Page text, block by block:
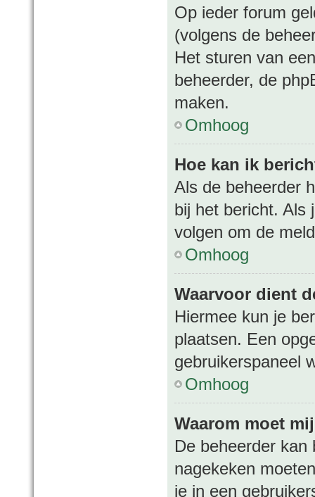
Op ieder forum
(volgens de
Het sturen van
beheerder, de
maken.
Omhoog
Hoe kan ik
Als de beheerder
bij het bericht. Als
volgen om de
Omhoog
Waarvoor dient
Hiermee kun je
plaatsen. Een
gebruikerspaneel
Omhoog
Waarom moet
De beheerder
nagekeken
je in een